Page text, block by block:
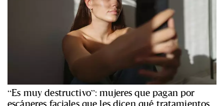
“Es muy destructivo”: mujeres que pagan por